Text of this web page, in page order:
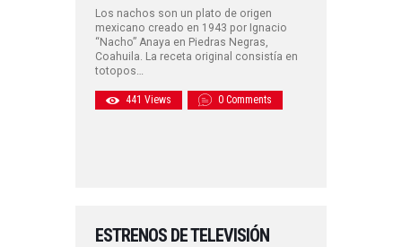
Los nachos son un plato de origen
mexicano creado en 1943 por Ignacio
“Nacho” Anaya en Piedras Negras,
Coahuila. La receta original consistía en
totopos…
441 Views 0 Comments
ESTRENOS DE TELEVISIÓN